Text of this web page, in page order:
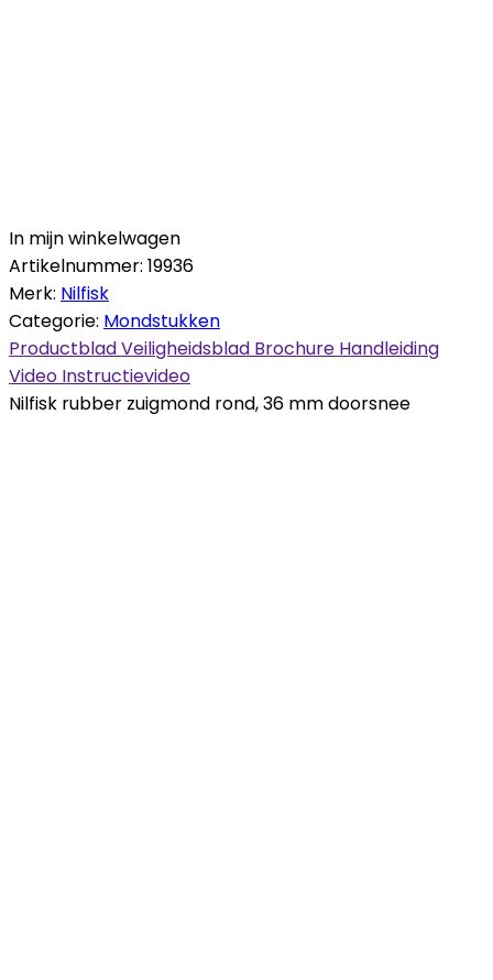
In mijn winkelwagen
Artikelnummer: 19936
Merk: Nilfisk
Categorie: Mondstukken
ProductbladVeiligheidsblad Brochure Handleiding
Video Instructievideo
Nilfisk rubber zuigmond rond, 36 mm doorsnee